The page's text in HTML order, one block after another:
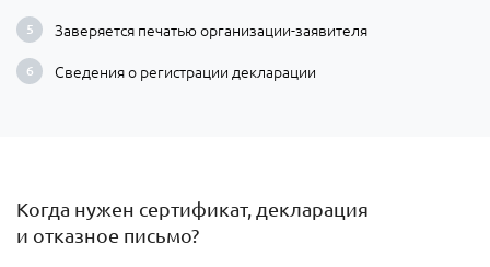
Заверяется печатью организации-заявителя
Сведения о регистрации декларации
Когда нужен сертификат, декларация
и отказное письмо?